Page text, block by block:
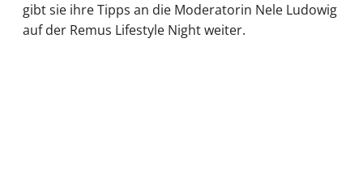
gibt sie ihre Tipps an die Moderatorin Nele Ludowig
auf der Remus Lifestyle Night weiter.